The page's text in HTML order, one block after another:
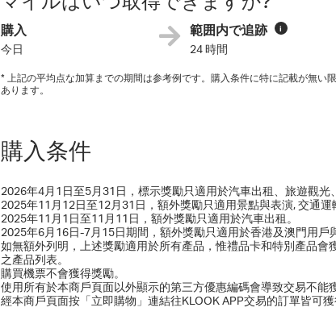
購入
今日
範囲内で追跡 i
24 時間
* 上記の平均点な加算までの期間は参考例です。購入条件に特に記載が無い
あります。
購入条件
2026年4月1日至5月31日，標示獎勵只適用於汽車出租、旅遊觀光
2025年11月12日至12月31日，額外獎勵只適用景點與表演, 交通運
2025年11月1日至11月11日，額外獎勵只適用於汽車出租。
2025年6月16日-7月15日期間，額外獎勵只適用於香港及澳門用戶
如無額外列明，上述獎勵適用於所有產品，惟禮品卡和特別產品
之產品列表。
購買機票不會獲得獎勵。
使用所有於本商戶頁面以外顯示的第三方優惠編碼會導致交易不能
經本商戶頁面按「立即購物」連結往KLOOK APP交易的訂單皆可